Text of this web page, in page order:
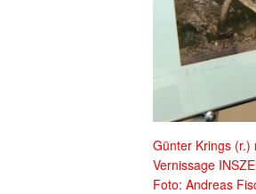
Günter Krings (r.)
Vernissage
Foto: Andreas